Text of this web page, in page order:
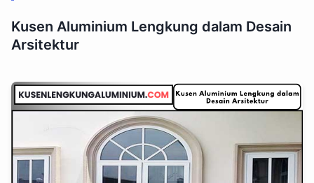
Kusen Aluminium Lengkung dalam Desain
Arsitektur